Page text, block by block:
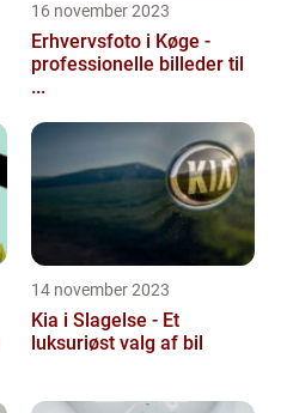
16 november 2023
Erhvervsfoto i Køge -
professionelle billeder til
...
14 november 2023
Kia i Slagelse - Et
luksuriøst valg af bil